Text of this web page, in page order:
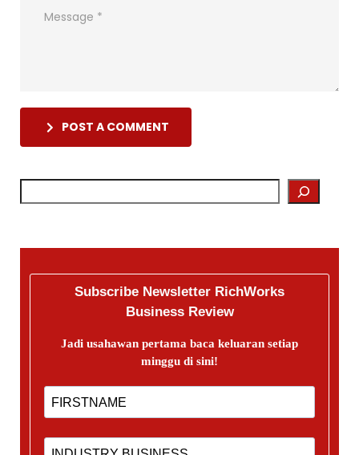
POST A COMMENT
Subscribe Newsletter RichWorks
Business Review
Jadi usahawan pertama baca keluaran setiap
minggu di sini!